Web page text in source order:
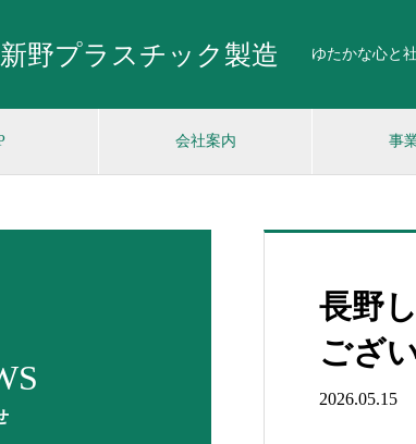
野プラスチック製造 ゆたかな心と
会社案内 事
長野
ござ
2026.05.15